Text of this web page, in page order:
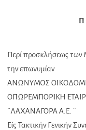
Π
Περί προσκλήσεως των
την επωνυμίαν
ΑΝΩΝΥΜΟΣ
ΟΠΩΡΕΜΠΟΡΙΚΗ
¨ΛΑΧΑΝΑΓΟΡΑ Α.Ε. ¨
Είς Τακτικήν Γενικήν